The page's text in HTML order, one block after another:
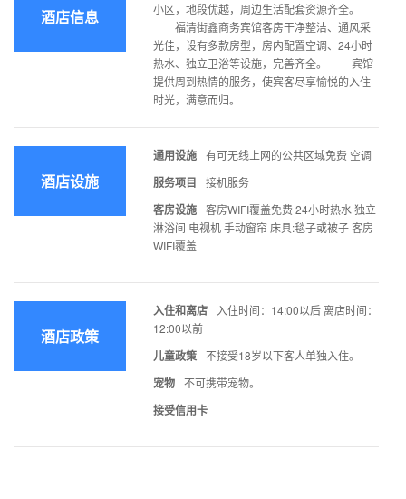
酒店信息
小区，地段优越，周边生活配套资源齐全。
福清街鑫商务宾馆客房干净整洁、通风采
光佳，设有多款房型，房内配置空调、24小时
热水、独立卫浴等设施，完善齐全。 宾馆
提供周到热情的服务，使宾客尽享愉悦的入住
时光，满意而归。
酒店设施
通用设施 有可无线上网的公共区域免费 空调
服务项目 接机服务
客房设施 客房WIFI覆盖免费 24小时热水 独立
淋浴间 电视机 手动窗帘 床具:毯子或被子 客房
WIFI覆盖
酒店政策
入住和离店
入住时间：14:00以后 离店时间：
12:00以前
儿童政策 不接受18岁以下客人单独入住。
宠物 不可携带宠物。
接受信用卡